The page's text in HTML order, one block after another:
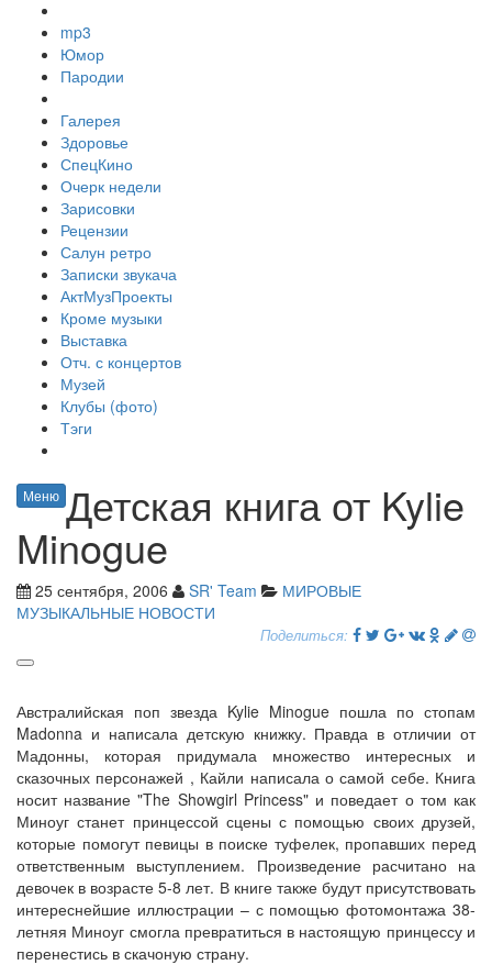
mp3
Юмор
Пародии
Галерея
Здоровье
СпецКино
Очерк недели
Зарисовки
Рецензии
Салун ретро
Записки звукача
АктМузПроекты
Кроме музыки
Выставка
Отч. с концертов
Музей
Клубы (фото)
Тэги
Меню Детская книга от Kylie
Minogue
25 сентября, 2006 SR' Team
МИРОВЫЕ
МУЗЫКАЛЬНЫЕ НОВОСТИ
Поделиться:
Австралийская поп звезда Kylie Minogue пошла по стопам
Madonna и написала детскую книжку. Правда в отличии от
Мадонны, которая придумала множество интересных и
сказочных персонажей , Кайли написала о самой себе. Книга
носит название "The Showgirl Princess" и поведает о том как
Миноуг станет принцессой сцены с помощью своих друзей,
которые помогут певицы в поиске туфелек, пропавших перед
ответственным выступлением. Произведение расчитано на
девочек в возрасте 5-8 лет. В книге также будут присутствовать
интереснейшие иллюстрации – с помощью фотомонтажа 38-
летняя Миноуг смогла превратиться в настоящую принцессу и
перенестись в скачоную страну.